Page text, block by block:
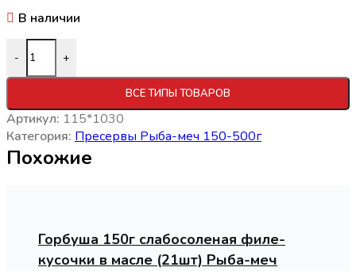
В наличии
- +
ВСЕ ТИПЫ ТОВАРОВ
Артикул: 115*1030
Категория: Пресервы Рыба-меч 150-500г
Похожие
Горбуша 150г слабосоленая филе-
кусочки в масле (21шт) Рыба-меч